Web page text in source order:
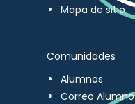
Mapa de sitio
Comunidades
Alumnos
Correo